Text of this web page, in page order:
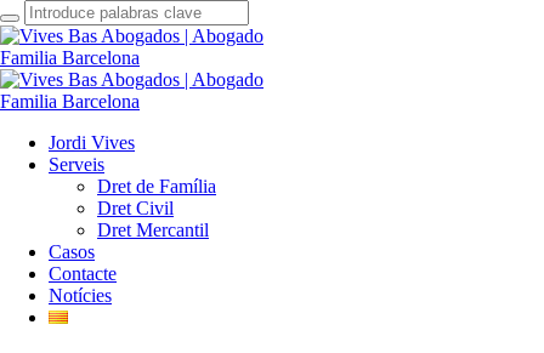
Jordi Vives
Serveis
Dret de Família
Dret Civil
Dret Mercantil
Casos
Contacte
Notícies